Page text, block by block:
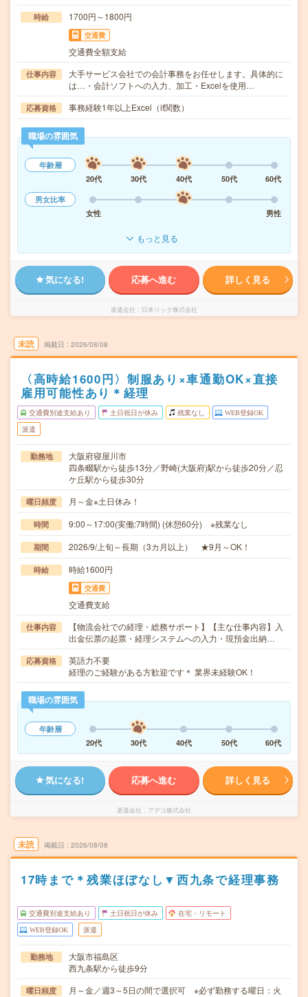
時給 1700円～1800円
交通費
交通費全額支給
仕事内容
大手サービス会社での会計事務をお任せします。具体的に
は…・会計ソフトへの入力、加工・Excelを使用…
応募資格 事務経験1年以上Excel（if関数）
職場の雰囲気
年齢層
20代
30代 40代 50代
60代
男女比率
女性
男性
もっと見る
気になる! 応募へ進む 詳しく見る
派遣会社 日本リック株式会社
未読 掲載日 2026/08/08
〈高時給1600円〉制服あり×車通勤OK×直接
雇用可能性あり＊経理
交通費別途支給あり 土日祝日が休み 残業なし WEB登録OK
派遣
勤務地
大阪府寝屋川市
四条畷駅から徒歩13分／野崎(大阪府)駅から徒歩20分／忍
ケ丘駅から徒歩30分
曜日頻度 月～金※土日休み！
時間 9:00～17:00(実働:7時間) (休憩60分) ※残業なし
期間 2026/9/上旬～長期（3カ月以上） ★9月～OK！
時給 時給1600円
交通費
交通費支給
仕事内容
【物流会社での経理・総務サポート】【主な仕事内容】入
出金伝票の起票・経理システムへの入力・現預金出納…
応募資格
英語力不要
経理のご経験がある方歓迎です＊ 業界未経験OK！
職場の雰囲気
年齢層
20代
30代 40代 50代 60代
気になる! 応募へ進む 詳しく見る
派遣会社 アデコ株式会社
未読 掲載日 2026/08/08
17時まで＊残業ほぼなし▼西九条で経理事務
交通費別途支給あり 土日祝日が休み 在宅・リモート
WEB登録OK 派遣
勤務地
大阪市福島区
西九条駅から徒歩9分
曜日頻度 月～金／週3～5日の間で選択可 ※必ず勤務する曜日：火